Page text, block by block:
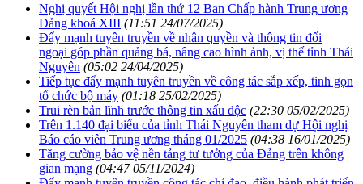
Nghị quyết Hội nghị lần thứ 12 Ban Chấp hành Trung ương
Đảng khoá XIII (11:51 24/07/2025)
Đẩy mạnh tuyên truyền về nhân quyền và thông tin đối
ngoại góp phần quảng bá, nâng cao hình ảnh, vị thế tỉnh Thái
Nguyên (05:02 24/04/2025)
Tiếp tục đẩy mạnh tuyên truyền về công tác sắp xếp, tinh gọn
tổ chức bộ máy (01:18 25/02/2025)
Trui rèn bản lĩnh trước thông tin xấu độc (22:30 05/02/2025)
Trên 1.140 đại biểu của tỉnh Thái Nguyên tham dự Hội nghị
Báo cáo viên Trung ương tháng 01/2025 (04:38 16/01/2025)
Tăng cường bảo vệ nền tảng tư tưởng của Đảng trên không
gian mạng (04:47 05/11/2024)